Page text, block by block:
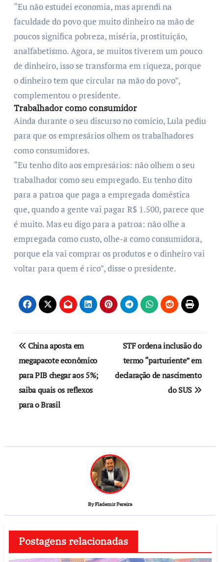
“Eu não estudei economia, mas aprendi na
faculdade do povo que muito dinheiro na mão de
poucos significa pobreza, miséria, prostituição,
analfabetismo. Agora, se muitos tiverem um pouco
de dinheiro, isso se transforma em riqueza, porque
o dinheiro tem que circular na mão do povo”,
complementou o presidente.
Trabalhador como consumidor
Ainda durante o seu discurso no comício, Lula pediu
para que os empresários olhem os trabalhadores
como consumidores.
“Eu tenho dito aos empresários: não olhem o seu
trabalhador como seu empregado. Eu tenho dito
para a patroa que paga a empregada doméstica
que, quando a gente vai pagar R$ 1.500, parece que
é muito. Mas eu digo para a patroa: não olhe a
empregada como custo, olhe-a como consumidora,
porque ela vai comprar os produtos e o dinheiro vai
voltar para quem é rico”, disse o presidente.
China aposta em
megapacote econômico
para PIB chegar aos 5%;
saiba quais os reflexos
para o Brasil
STF ordena inclusão do
termo “parturiente” em
declaração de nascimento
do SUS
ByFlademir Pereira
Postagens relacionadas